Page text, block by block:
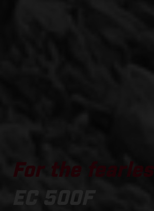
For the fearless
EC 500F